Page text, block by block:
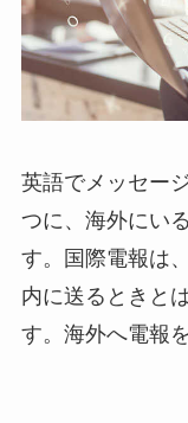
ベー
プリザ
供花・
胡蝶蘭
英語でメッセー
つに、海外にい
す。国際電報は
内に送るときと
す。海外へ電報